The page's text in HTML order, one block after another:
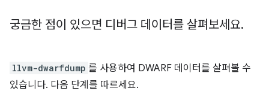
궁금한 점이 있으면 디버그 데이터를 살펴보세요.
llvm-dwarfdump 를 사용하여 DWARF 데이터를 살펴볼 수
있습니다. 다음 단계를 따르세요.